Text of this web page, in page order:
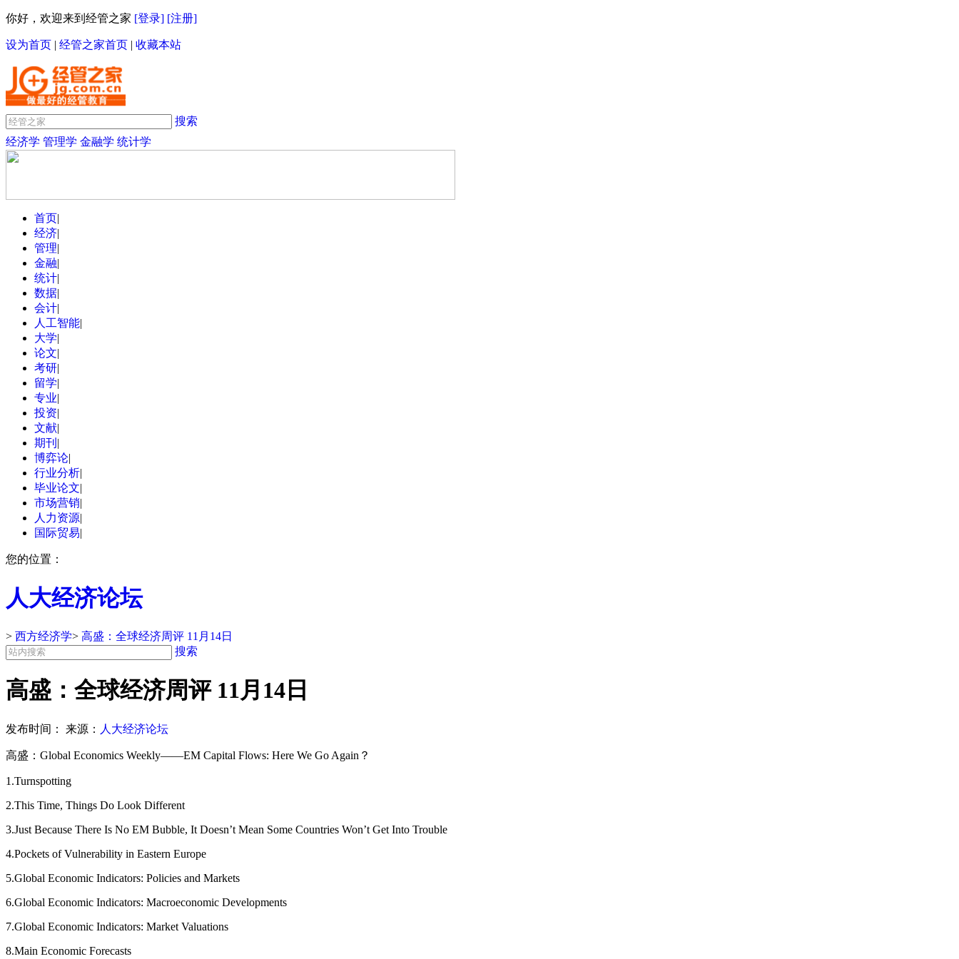
你好，欢迎来到经管之家 [登录] [注册]
设为首页 | 经管之家首页 | 收藏本站
搜索
经济学 管理学 金融学 统计学
首页|
经济|
管理|
金融|
统计|
数据|
会计|
人工智能|
大学|
论文|
考研|
留学|
专业|
投资|
文献|
期刊 |
博弈论|
行业分析|
毕业论文|
市场营销|
人力资源|
国际贸易|
您的位置：
人大经济论坛
> 西方经济学> 高盛：全球经济周评 11月14日
搜索
高盛：全球经济周评 11月14日
发布时间： 来源： 人大经济论坛
高盛：Global Economics Weekly——EM Capital Flows: Here We Go Again？
1.Turnspotting
2.This Time, Things Do Look Different
3.Just Because There Is No EM Bubble, It Doesn’t Mean Some Countries Won’t Get Into Trouble
4.Pockets of Vulnerability in Eastern Europe
5.Global Economic Indicators: Policies and Markets
6.Global Economic Indicators: Macroeconomic Developments
7.Global Economic Indicators: Market Valuations
8.Main Economic Forecasts